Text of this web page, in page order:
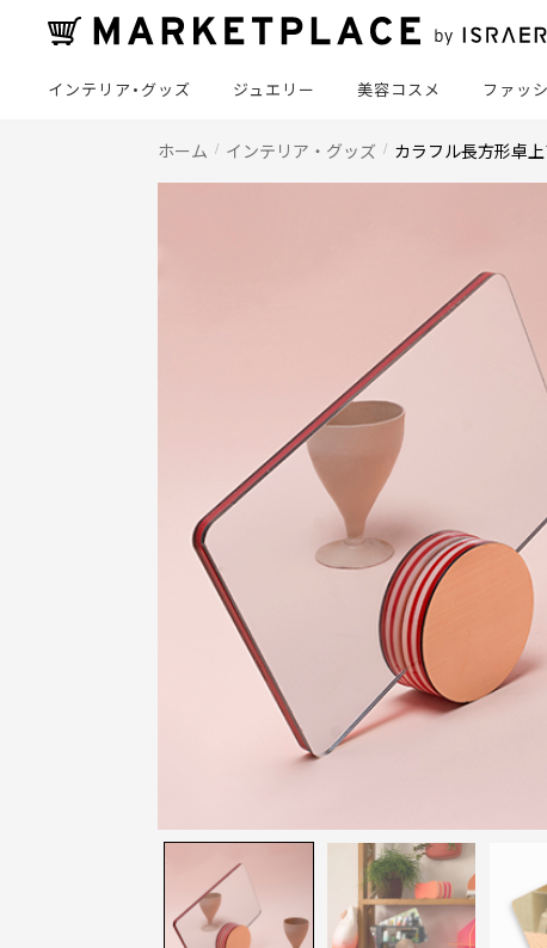
インテリア・グッズ ジュエリー 美容コスメ ファッ
ホーム インテリア・グッズ カラフル長方形卓